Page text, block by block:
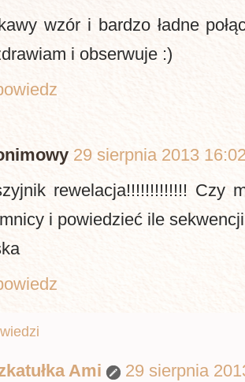
wzór i bardzo ładne
i obserwuje :)
29 sierpnia 2013
rewelacja!!!!!!!!!!!!! Czy
i powiedzieć ile
Ami
29 sierpnia